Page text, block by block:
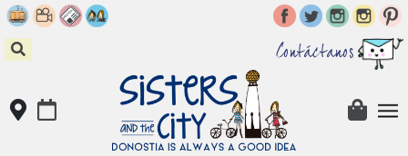
Skip
to
content
Contáctanos